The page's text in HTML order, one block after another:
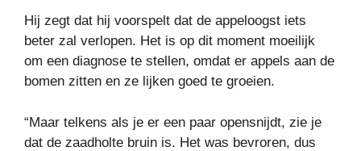
Hij zegt dat hij voorspelt dat de appeloogst iets
beter zal verlopen. Het is op dit moment moeilijk
om een ​​diagnose te stellen, omdat er appels aan de
bomen zitten en ze lijken goed te groeien.
“Maar telkens als je er een paar opensnijdt, zie je
dat de zaadholte bruin is. Het was bevroren, dus